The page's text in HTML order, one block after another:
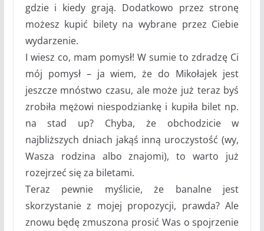
gdzie i kiedy grają. Dodatkowo przez stronę
możesz kupić bilety na wybrane przez Ciebie
wydarzenie.
I wiesz co, mam pomysł! W sumie to zdradzę Ci
mój pomysł – ja wiem, że do Mikołajek jest
jeszcze mnóstwo czasu, ale może już teraz byś
zrobiła mężowi niespodziankę i kupiła bilet np.
na stad up? Chyba, że obchodzicie w
najbliższych dniach jakąś inną uroczystość (wy,
Wasza rodzina albo znajomi), to warto już
rozejrzeć się za biletami.
Teraz pewnie myślicie, że banalne jest
skorzystanie z mojej propozycji, prawda? Ale
znowu będę zmuszona prosić Was o spojrzenie